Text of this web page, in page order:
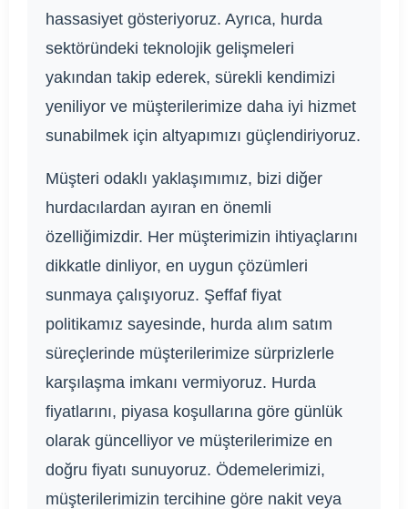
hassasiyet gösteriyoruz. Ayrıca, hurda
sektöründeki teknolojik gelişmeleri
yakından takip ederek, sürekli kendimizi
yeniliyor ve müşterilerimize daha iyi hizmet
sunabilmek için altyapımızı güçlendiriyoruz.
Müşteri odaklı yaklaşımımız, bizi diğer
hurdacılardan ayıran en önemli
özelliğimizdir. Her müşterimizin ihtiyaçlarını
dikkatle dinliyor, en uygun çözümleri
sunmaya çalışıyoruz. Şeffaf fiyat
politikamız sayesinde, hurda alım satım
süreçlerinde müşterilerimize sürprizlerle
karşılaşma imkanı vermiyoruz. Hurda
fiyatlarını, piyasa koşullarına göre günlük
olarak güncelliyor ve müşterilerimize en
doğru fiyatı sunuyoruz. Ödemelerimizi,
müşterilerimizin tercihine göre nakit veya